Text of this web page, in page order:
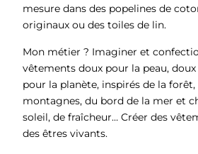
mesure dans des popelines de
originaux ou des toiles de lin.
Mon métier ? Imaginer et
vêtements doux pour la peau,
pour la planète, inspirés de la forêt,
montagnes, du bord de la mer et
soleil, de fraîcheur… Créer des
des êtres vivants.